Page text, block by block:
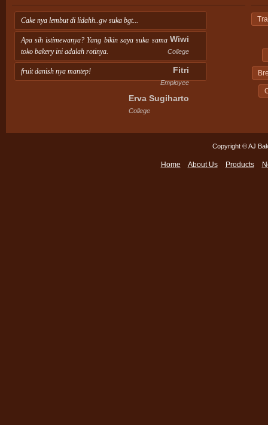
Cake nya lembut di lidahh..gw suka bgt...
Wiwi
College
Apa sih istimewanya? Yang bikin saya suka sama
toko bakery ini adalah rotinya.
Fitri
Employee
fruit danish nya mantep!
Erva Sugiharto
College
Copyright © AJ
Home About Us Products